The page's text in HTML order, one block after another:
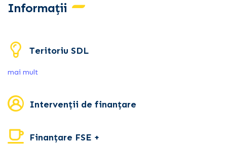
Informații
Teritoriu SDL
mai mult
Intervenții de finanțare
Finanțare FSE +